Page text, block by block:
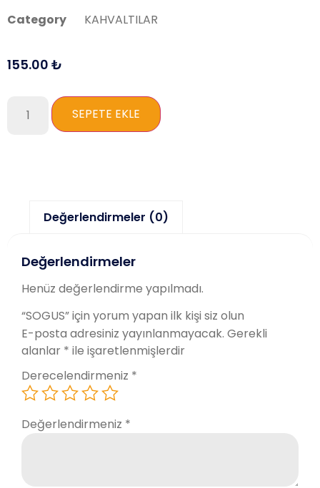
Category KAHVALTILAR
155.00 ₺
SEPETE EKLE
Değerlendirmeler (0)
Değerlendirmeler
Henüz değerlendirme yapılmadı.
“SOGUS” için yorum yapan ilk kişi siz olun
E-posta adresiniz yayınlanmayacak. Gerekli
alanlar * ile işaretlenmişlerdir
Derecelendirmeniz *
Değerlendirmeniz *